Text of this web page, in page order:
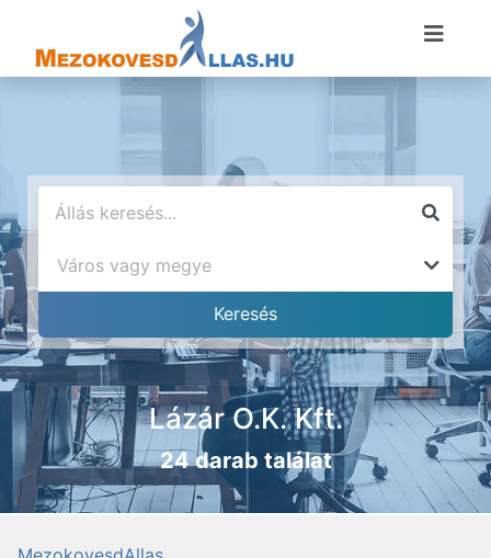
Lázár O.K. Kft.
24 darab találat